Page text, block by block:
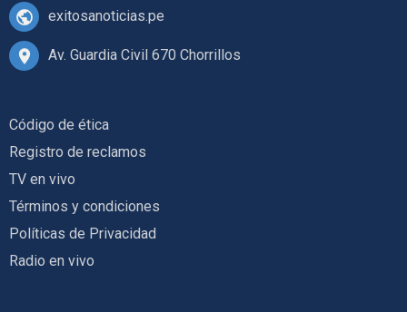
exitosanoticias.pe
Av. Guardia Civil 670 Chorrillos
Código de ética
Registro de reclamos
TV en vivo
Términos y condiciones
Políticas de Privacidad
Radio en vivo